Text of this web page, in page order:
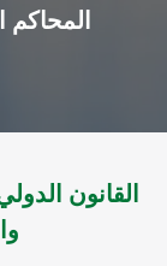
المحاكم
القانون